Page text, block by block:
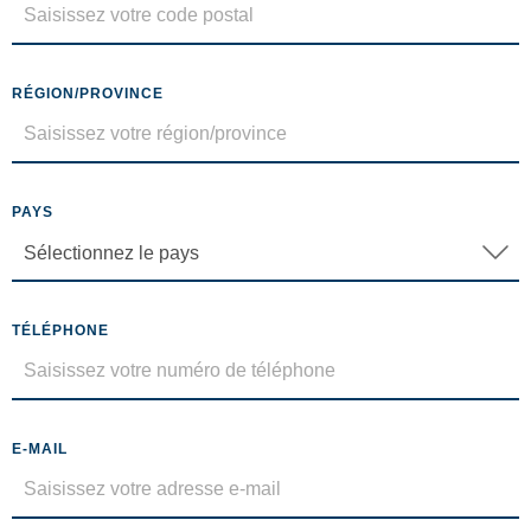
RÉGION/PROVINCE
PAYS
TÉLÉPHONE
E-MAIL